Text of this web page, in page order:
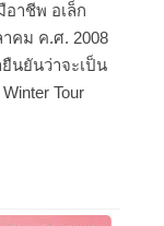
อาชีพ อเล็ก
คม ค.ศ. 2008
นยันว่าจะเป็น
Tour